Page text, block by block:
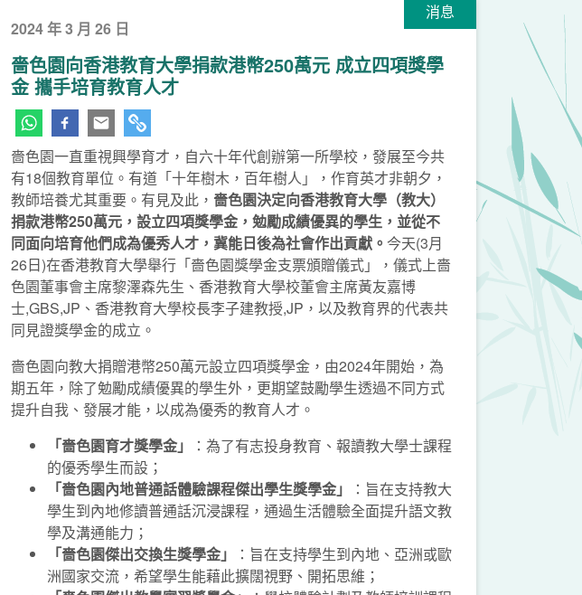
消息
2024 年 3 月 26 日
嗇色園向香港教育大學捐款港幣250萬元 成立四項獎學
金 攜手培育教育人才
嗇色園一直重視興學育才，自六十年代創辦第一所學校，發展至今共
有18個教育單位。有道「十年樹木，百年樹人」，作育英才非朝夕，
教師培養尤其重要。有見及此， 嗇色園決定向香港教育大學（教大）
捐款港幣250萬元，設立四項獎學金，勉勵成績優異的學生，並從不
同面向培育他們成為優秀人才，冀能日後為社會作出貢獻。 今天(3月
26日)在香港教育大學舉行「嗇色園獎學金支票頒贈儀式」，儀式上嗇
色園董事會主席黎澤森先生、香港教育大學校董會主席黃友嘉博
士,GBS,JP、香港教育大學校長李子建教授,JP，以及教育界的代表共
同見證獎學金的成立。
嗇色園向教大捐贈港幣250萬元設立四項獎學金，由2024年開始，為
期五年，除了勉勵成績優異的學生外，更期望鼓勵學生透過不同方式
提升自我、發展才能，以成為優秀的教育人才。
「嗇色園育才獎學金」
：為了有志投身教育、報讀教大學士課程
的優秀學生而設；
「嗇色園內地普通話體驗課程傑出學生獎學金」
：旨在支持教大
學生到內地修讀普通話沉浸課程，通過生活體驗全面提升語文教
學及溝通能力；
「嗇色園傑出交換生獎學金」
：旨在支持學生到內地、亞洲或歐
洲國家交流，希望學生能藉此擴闊視野、開拓思維；